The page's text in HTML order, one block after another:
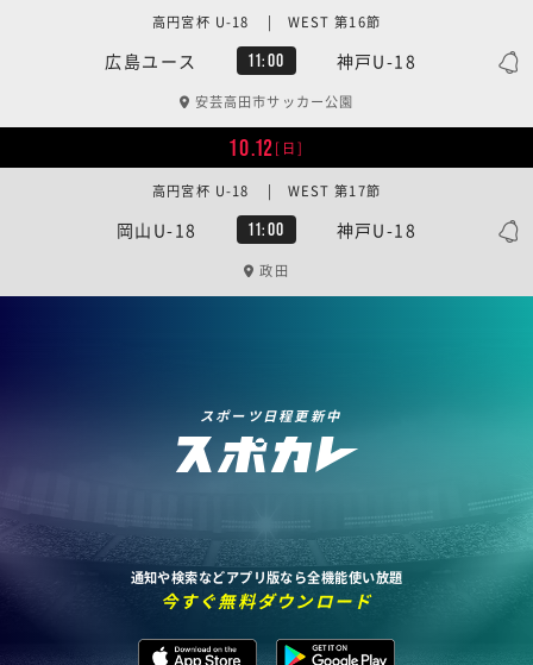
広島ユース 11:00 神戸U-18
高円宮杯 U-18 | WEST 第16節
安芸高田市サッカー公園
10.12[日]
岡山U-18 11:00 神戸U-18
高円宮杯 U-18 | WEST 第17節
政田
スポーツ日程更新中
通知や検索などアプリ版なら全機能使い放題
今すぐ無料ダウンロード